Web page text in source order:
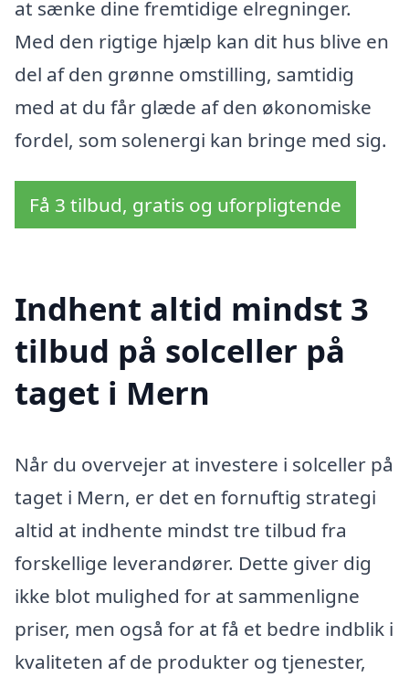
at sænke dine fremtidige elregninger.
Med den rigtige hjælp kan dit hus blive en
del af den grønne omstilling, samtidig
med at du får glæde af den økonomiske
fordel, som solenergi kan bringe med sig.
Få 3 tilbud, gratis og uforpligtende
Indhent altid mindst 3
tilbud på solceller på
taget i Mern
Når du overvejer at investere i solceller på
taget i Mern, er det en fornuftig strategi
altid at indhente mindst tre tilbud fra
forskellige leverandører. Dette giver dig
ikke blot mulighed for at sammenligne
priser, men også for at få et bedre indblik i
kvaliteten af de produkter og tjenester,